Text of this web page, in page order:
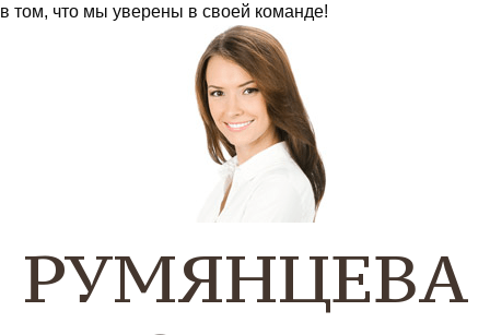
в том, что мы уверены в своей команде!
РУМЯНЦЕВА